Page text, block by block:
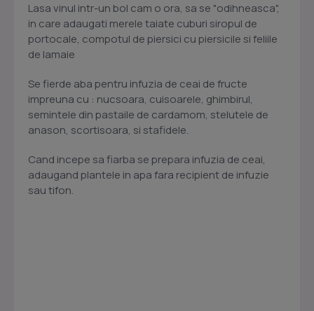
Lasa vinul intr-un bol cam o ora, sa se "odihneasca",
in care adaugati merele taiate cuburi siropul de
portocale, compotul de piersici cu piersicile si feliile
de lamaie
Se fierde aba pentru infuzia de ceai de fructe
impreuna cu : nucsoara, cuisoarele, ghimbirul,
semintele din pastaile de cardamom, stelutele de
anason, scortisoara, si stafidele.
Cand incepe sa fiarba se prepara infuzia de ceai,
adaugand plantele in apa fara recipient de infuzie
sau tifon.